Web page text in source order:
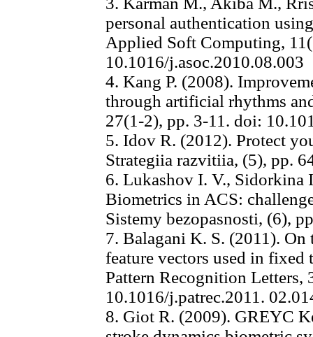
personal authentication
Applied Soft Computing,
10.1016/j.asoc.2010.08.003
4. Kang P. (2008).
through artificial rhythms
27(1-2), pp. 3-11. doi:
5. Idov R. (2012). Protect
Strategiia razvitiia, (5), pp.
6. Lukashov I. V., Sidorkina
Biometrics in ACS:
Sistemy bezopasnosti, (6),
7. Balagani K. S. (2011).
feature vectors used in
Pattern Recognition Letters,
10.1016/j.patrec.2011.
8. Giot R. (2009). GREYC